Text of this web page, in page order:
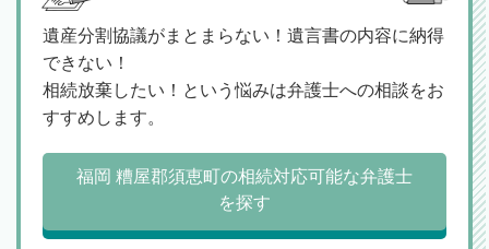
遺産分割協議がまとまらない！遺言書の内容に納得
できない！
相続放棄したい！という悩みは弁護士への相談をお
すすめします。
福岡 糟屋郡須恵町の相続対応可能な弁護士
を探す